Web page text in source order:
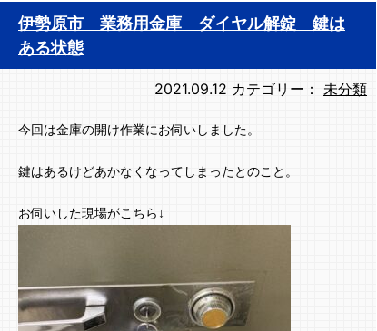
伊勢原市 業務用金庫 ダイヤル解錠 鍵は
ある状態
2021.09.12 カテゴリー： 未分類
今回は金庫の開け作業にお伺いしました。
鍵はあるけどあかなくなってしまったとのこと。
お伺いした現場がこちら↓